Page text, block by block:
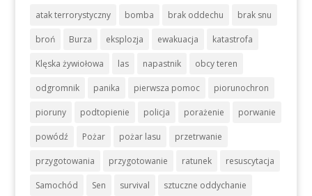
atak terrorystyczny bomba brak oddechu brak snu
broń Burza eksplozja ewakuacja katastrofa
Klęska żywiołowa las napastnik obcy teren
odgromnik panika pierwsza pomoc piorunochron
pioruny podtopienie policja porażenie porwanie
powódź Pożar pożar lasu przetrwanie
przygotowania przygotowanie ratunek resuscytacja
Samochód Sen survival sztuczne oddychanie